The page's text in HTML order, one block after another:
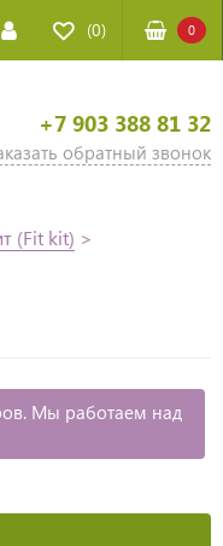
(0) 0
+7 903 388 81 32
обратный звонок
(Fit kit) >
Мы работаем над